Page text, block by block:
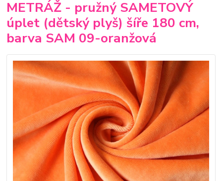
METRÁŽ - pružný SAMETOVÝ
úplet (dětský plyš) šíře 180 cm,
barva SAM 09-oranžová